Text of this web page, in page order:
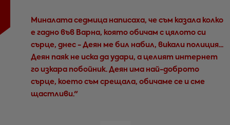
Миналата седмица написаха, че съм казала колко
е гадно във Варна, която обичам с цялото си
сърце, днес - Деян ме бил набил, викали полиция...
Деян паяк не иска да удари, а целият интернет
го изкара побойник. Деян има най-доброто
сърце, което съм срещала, обичаме се и сме
щастливи."